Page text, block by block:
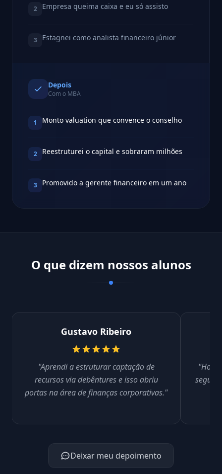
2 Empresa queima caixa e eu só assisto
3 Estagnei como analista financeiro júnior
Depois
Com o MBA
1 Monto valuation que convence o conselho
2 Reestruturei o capital e sobraram milhões
3 Promovido a gerente financeiro em um ano
O que dizem nossos alunos
Gustavo Ribeiro
"Aprendi a estruturar captação de
recursos via debêntures e isso abriu
portas na área de finanças corporativas."
"Hoje
Deixar meu depoimento